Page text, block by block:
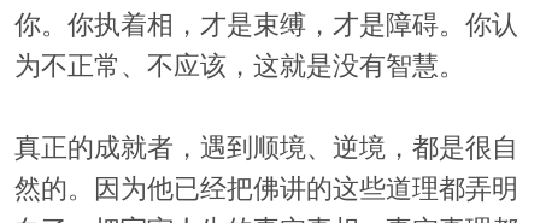
你。你执着相，才是束缚，才是障碍。你认
为不正常、不应该，这就是没有智慧。
真正的成就者，遇到顺境、逆境，都是很自
然的。因为他已经把佛讲的这些道理都弄明